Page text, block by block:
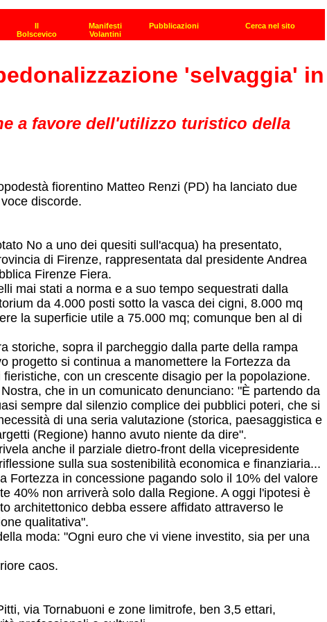
'selvaggia' in
a favore dell'utilizzo turistico della
fiorentino Matteo Renzi (PD) ha lanciato due
discorde.
No a uno dei quesiti sull'acqua) ha presentato,
di Firenze, rappresentata dal presidente Andrea
Firenze Fiera.
mai stati a norma e a suo tempo sequestrati dalla
da 4.000 posti sotto la vasca dei cigni, 8.000 mq
la superficie utile a 75.000 mq; comunque ben al di
storiche, sopra il parcheggio dalla parte della rampa
progetto si continua a manomettere la Fortezza da
con un crescente disagio per la popolazione.
che in un comunicato denunciano: "È partendo da
sempre dal silenzio complice dei pubblici poteri, che si
di una seria valutazione (storica, paesaggistica e
(Regione) hanno avuto niente da dire".
anche il parziale dietro-front della vicepresidente
sulla sua sostenibilità economica e finanziaria...
Fortezza in concessione pagando solo il 10% del valore
40% non arriverà solo dalla Regione. A oggi l'ipotesi è
architettonico debba essere affidato attraverso le
qualitativa".
moda: "Ogni euro che vi viene investito, sia per una
caos.
via Tornabuoni e zone limitrofe, ben 3,5 ettari,